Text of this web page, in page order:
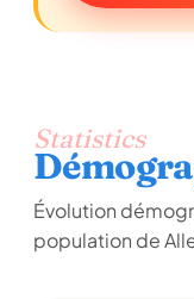
Statistics
Évolution
population de